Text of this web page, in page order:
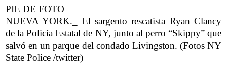
PIE DE FOTO
NUEVA YORK._ El sargento rescatista Ryan Clancy
de la Policía Estatal de NY, junto al perro “Skippy” que
salvó en un parque del condado Livingston. (Fotos NY
State Police /twitter)